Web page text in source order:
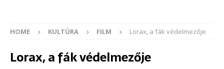
HOME KULTÚRA FILM Lorax, a fák védelmezője
Lorax, a fák védelmezője